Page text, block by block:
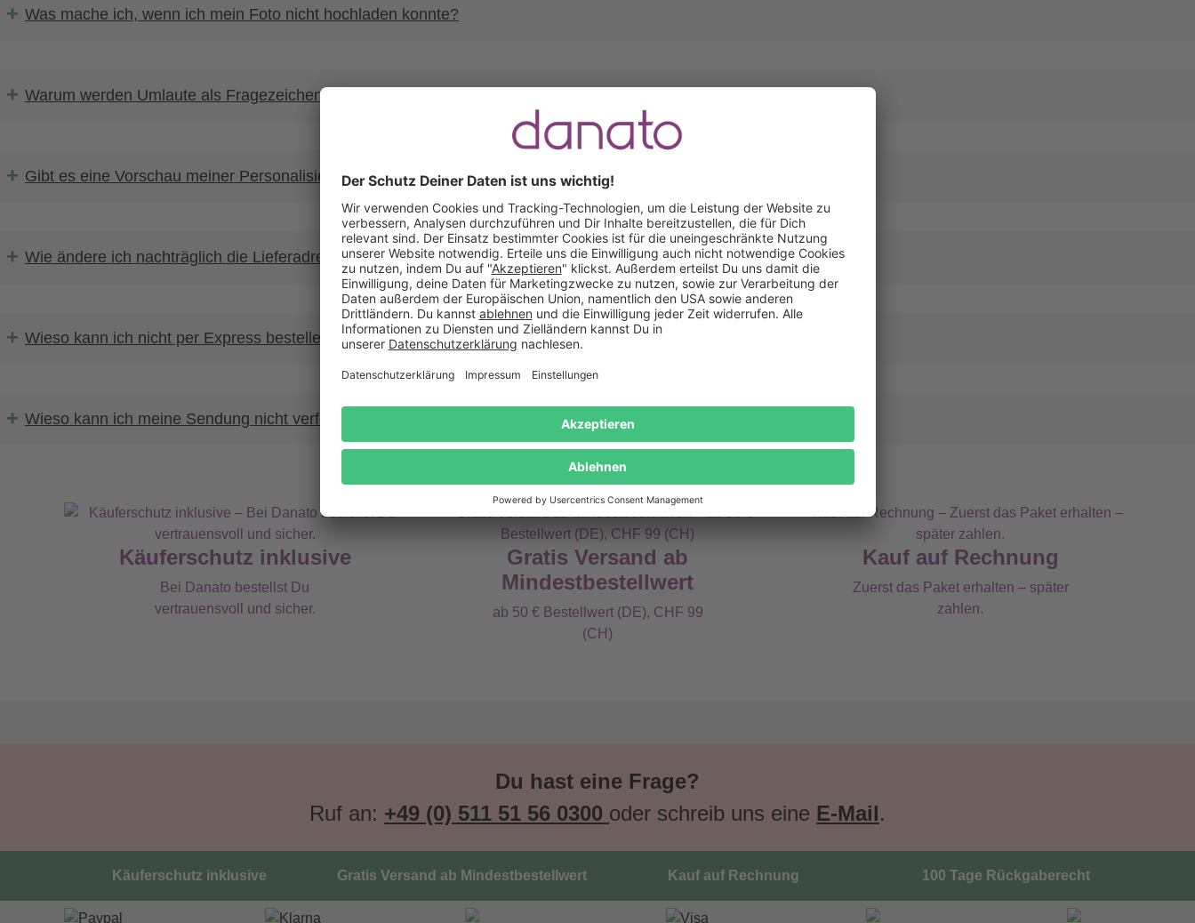
+ Was mache ich, wenn ich mein Foto nicht hochladen konnte?
+ Warum werden Umlaute als Fragezeichen angezeigt?
+ Gibt es eine Vorschau meiner Personalisierung?
+ Wie ändere ich nachträglich die Lieferadresse?
+ Wieso kann ich nicht per Express bestellen?
+ Wieso kann ich meine Sendung nicht verfolgen?
Käuferschutz inklusive
Bei Danato bestellst Du
vertrauensvoll und sicher.
Gratis Versand ab
Mindestbestellwert
ab 50 € Bestellwert (DE), CHF 99
(CH)
Kauf auf Rechnung
Zuerst das Paket erhalten – später
zahlen.
Du hast eine Frage?
Ruf an: +49 (0) 511 51 56 0300 oder schreib uns eine E-Mail.
Käuferschutz inklusive Gratis Versand ab Mindestbestellwert Kauf auf Rechnung 100 Tage Rückgaberecht